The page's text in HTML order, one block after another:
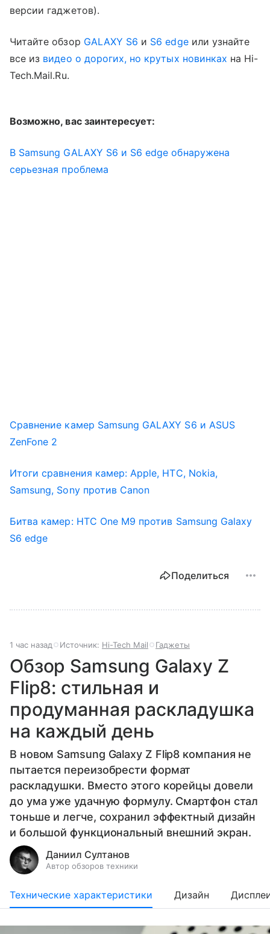
версии гаджетов).
Читайте обзор GALAXY S6 и S6 edgeили узнайте
все из видео о дорогих, но крутых новинках на Hi-
Tech.Mаil.Ru.
Возможно, вас заинтересует:
В Samsung GALAXY S6 и S6 edge обнаружена
серьезная проблема
Сравнение камер Samsung GALAXY S6 и ASUS
ZenFone 2
Итоги сравнения камер: Apple, HTC, Nokia,
Samsung, Sony против Canon
Битва камер: HTC One M9 против Samsung Galaxy
S6 edge
Поделиться
1 час назад Источник: Hi-Tech Mail Гаджеты
Обзор Samsung Galaxy Z
Flip8: стильная и
продуманная раскладушка
на каждый день
В новом Samsung Galaxy Z Flip8 компания не
пытается переизобрести формат
раскладушки. Вместо этого корейцы довели
до ума уже удачную формулу. Смартфон стал
тоньше и легче, сохранил эффектный дизайн
и большой функциональный внешний экран.
Даниил Султанов
Автор обзоров техники
Технические характеристики Дизайн